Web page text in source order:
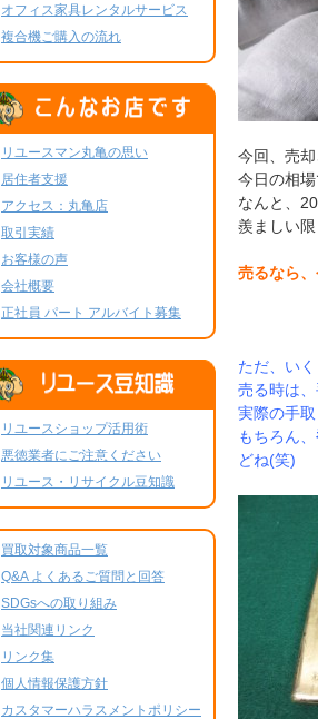
今回、売
今日の相場
なんと、
羨ましい限
売るなら、
ただ、い
売る時は
実際の手
もちろん、
どね(笑)
オフィス家具レンタルサービス
複合機ご購入の流れ
リユースマン丸亀の思い
居住者支援
アクセス：丸亀店
取引実績
お客様の声
会社概要
正社員 パート アルバイト募集
リユースショップ活用術
悪徳業者にご注意ください
リユース・リサイクル豆知識
買取対象商品一覧
Q&A よくあるご質問と回答
SDGsへの取り組み
当社関連リンク
リンク集
個人情報保護方針
カスタマーハラスメントポリシー